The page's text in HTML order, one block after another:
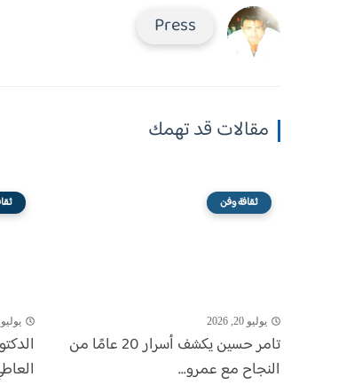
Press
مقالات قد تهمك
ثقافة وفن
يوليو 20, 2026
تامر حسين يكشف أسرار 20 عامًا من
النجاح مع عمرو...
يوليو 9, 2026